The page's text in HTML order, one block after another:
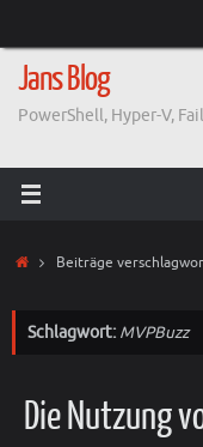
springen
Jans Blog
PowerShell, Hyper-V,
StartBeiträge
Schlagwort: MVPBuzz
Die Nutzung